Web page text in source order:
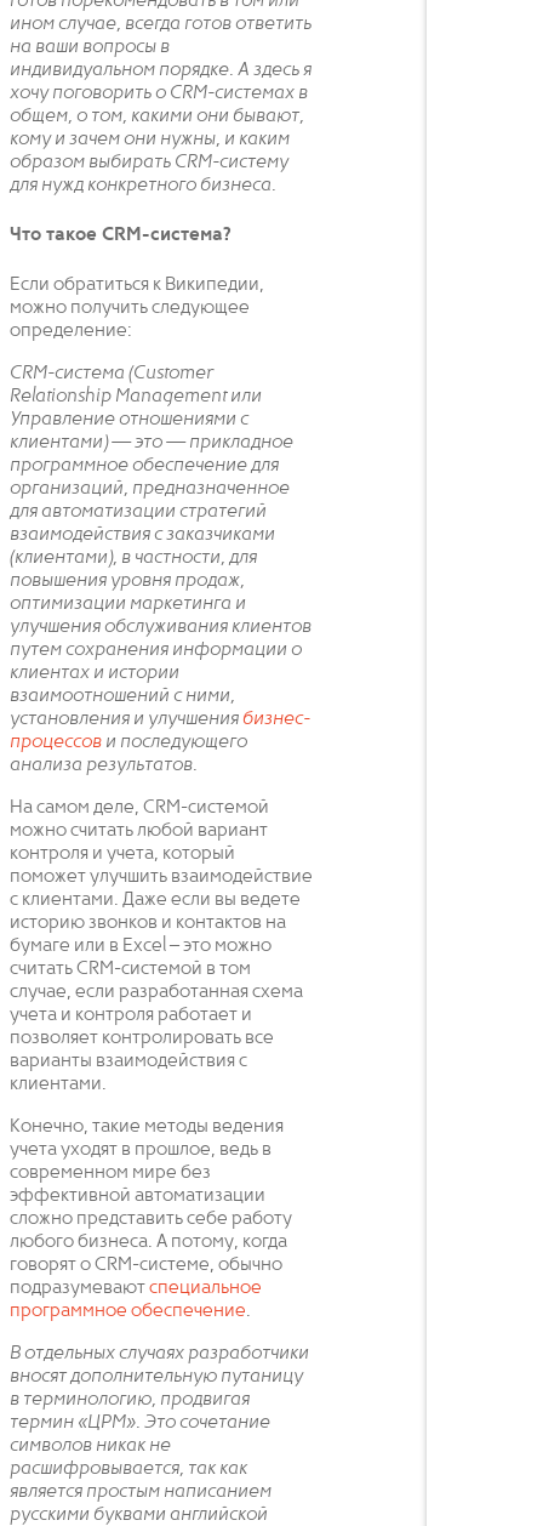
ином случае, всегда готов ответить
на ваши вопросы в
индивидуальном порядке. А здесь я
хочу поговорить о CRM-системах в
общем, о том, какими они бывают,
кому и зачем они нужны, и каким
образом выбирать CRM-систему
для нужд конкретного бизнеса.
Что такое CRM-система?
Если обратиться к Википедии,
можно получить следующее
определение:
CRM-система (Customer
Relationship Management или
Управление отношениями с
клиентами) — это — прикладное
программное обеспечение для
организаций, предназначенное
для автоматизации стратегий
взаимодействия с заказчиками
(клиентами), в частности, для
повышения уровня продаж,
оптимизации маркетинга и
улучшения обслуживания клиентов
путем сохранения информации о
клиентах и истории
взаимоотношений с ними,
установления и улучшениябизнес-
процессов и последующего
анализа результатов.
На самом деле, CRM-системой
можно считать любой вариант
контроля и учета, который
поможет улучшить взаимодействие
с клиентами. Даже если вы ведете
историю звонков и контактов на
бумаге или в Excel – это можно
считать CRM-системой в том
случае, если разработанная схема
учета и контроля работает и
позволяет контролировать все
варианты взаимодействия с
клиентами.
Конечно, такие методы ведения
учета уходят в прошлое, ведь в
современном мире без
эффективной автоматизации
сложно представить себе работу
любого бизнеса. А потому, когда
говорят о CRM-системе, обычно
подразумеваютспециальное
программное обеспечение.
В отдельных случаях разработчики
вносят дополнительную путаницу
в терминологию, продвигая
термин «ЦРМ». Это сочетание
символов никак не
расшифровывается, так как
является простым написанием
русскими буквами английской